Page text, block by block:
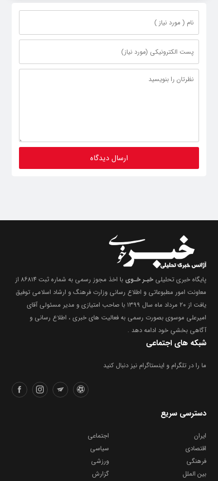
پایگاه خبری تحلیلیخبـر خـوی
معاونت امور مطبوعاتی و اطلاع رسانی وزارت فرهنگ و ارشاد اسلامی توفیق
یافت از ۲۰ مرداد ماه سال ۱۳۹۹ با صاحب امتیازی و مدیر مسئولی آقای
امیرعلی موسوی بصورت رسمی به فعالیت های خبری ، اطلاع رسانی و
آگاهی بخشیِ خود ادامه دهد .
شبکه های اجتماعی
اقتصادی
سیاسی
فرهنگی
ورزشی
بین الملل
گزارش
یادداشت